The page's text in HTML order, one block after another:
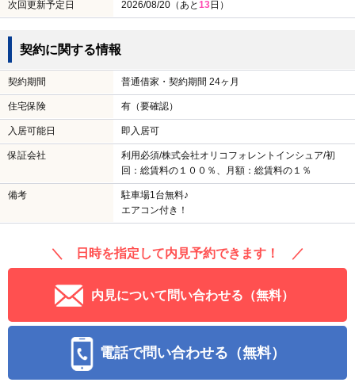
次回更新予定日 2026/08/20（あと13日）
契約に関する情報
契約期間 普通借家・契約期間 24ヶ月
住宅保険 有（要確認）
入居可能日 即入居可
保証会社
利用必須/株式会社オリコフォレントインシュア/初
回：総賃料の１００％、月額：総賃料の１％
備考
駐車場1台無料♪
エアコン付き！
＼ 日時を指定して内見予約できます！ ／
内見について問い合わせる（無料）
電話で問い合わせる（無料）